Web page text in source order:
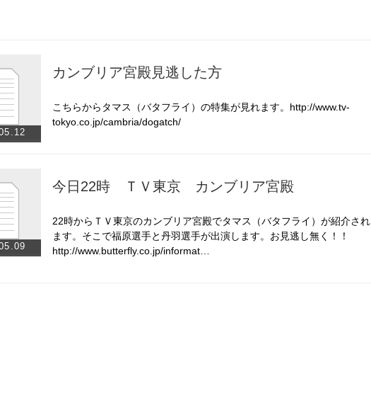
カンブリア宮殿見逃した方
こちらからタマス（バタフライ）の特集が見れます。http://www.tv-
tokyo.co.jp/cambria/dogatch/
今日22時 ＴＶ東京 カンブリア宮殿
22時からＴＶ東京のカンブリア宮殿でタマス（バタフライ）が紹介され
ます。そこで福原選手と丹羽選手が出演します。お見逃し無く！！
http://www.butterfly.co.jp/informat…